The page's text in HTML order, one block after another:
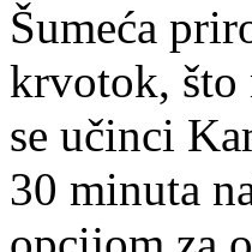
Šumeća
krvotok, što
se učinci
30 minuta